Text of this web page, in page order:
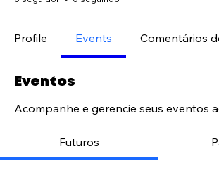
Profile Events Comentários
Eventos
Acompanhe e gerencie seus eventos
Futuros